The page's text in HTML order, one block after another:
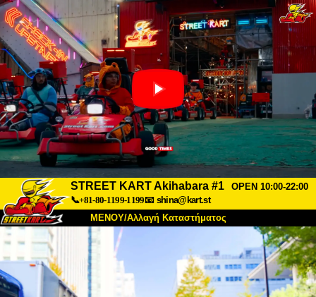
STREET KART Akihabara #1
OPEN 10:00-22:00
📞+81-80-1199-1199📧 shina@kart.st
ΜΕΝΟΥ/Αλλαγή Καταστήματος
Σχετικά Προδιαγραφές Τιμές